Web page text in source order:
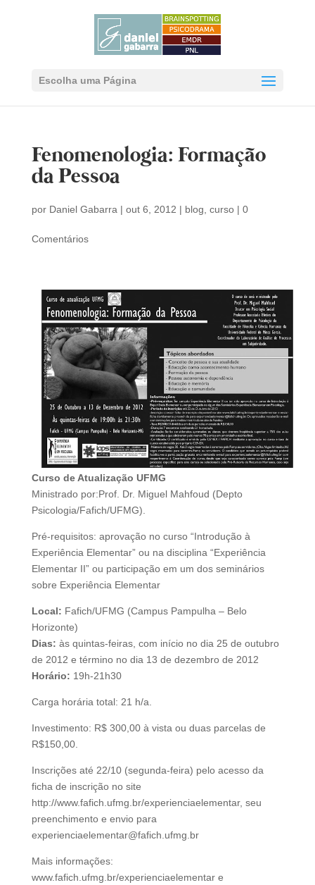
Escolha uma Página
Fenomenologia: Formação
da Pessoa
por Daniel Gabarra | out 6, 2012 | blog curso| 0
Comentários
Curso de Atualização UFMG
Ministrado por:Prof. Dr. Miguel Mahfoud (Depto
Psicologia/Fafich/UFMG).
Pré-requisitos: aprovação no curso “Introdução à
Experiência Elementar” ou na disciplina “Experiência
Elementar II” ou participação em um dos seminários
sobre Experiência Elementar
Local: Fafich/UFMG (Campus Pampulha – Belo
Horizonte)
Dias: às quintas-feiras, com início no dia 25 de outubro
de 2012 e término no dia 13 de dezembro de 2012
Horário: 19h-21h30
Carga horária total: 21 h/a.
Investimento: R$ 300,00 à vista ou duas parcelas de
R$150,00.
Inscrições até 22/10 (segunda-feira) pelo acesso da
ficha de inscrição no site
http://www.fafich.ufmg.br/experienciaelementar, seu
preenchimento e envio para
experienciaelementar@fafich.ufmg.br
Mais informações:
www.fafich.ufmg.br/experienciaelementar e